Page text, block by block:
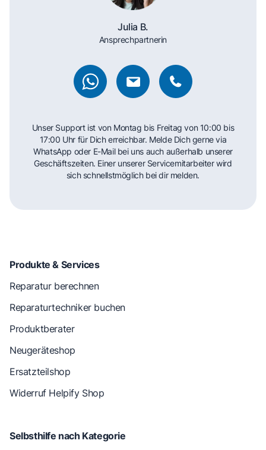
Julia B.
Ansprechpartnerin
Unser Support ist von Montag bis Freitag von 10:00 bis
17:00 Uhr für Dich erreichbar. Melde Dich gerne via
WhatsApp oder E-Mail bei uns auch außerhalb unserer
Geschäftszeiten. Einer unserer Servicemitarbeiter wird
sich schnellstmöglich bei dir melden.
Produkte & Services
Reparatur berechnen
Reparaturtechniker buchen
Produktberater
Neugeräteshop
Ersatzteilshop
Widerruf Helpify Shop
Selbsthilfe nach Kategorie